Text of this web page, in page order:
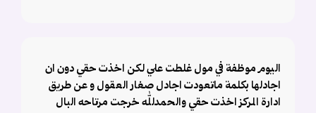
اليوم موظفة في مول غلطت علي لكن اخذت حقي دون ان
اجادلها بكلمة ماتعودت اجادل صغار العقول و عن طريق
ادارة المركز اخذت حقي والحمدلله خرجت مرتاحه البال